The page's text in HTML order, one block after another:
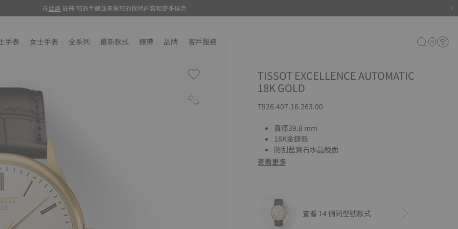
在此處 註冊 您的手錶並查看您的保修内容和更多信息
在此处 注册 您的手表并查看您的保修内容和更多信息
手表 女士手表 全系列 最新款式 錶帶 品牌 客戶服務
TISSOT EXCELLENCE AUTOMATIC
18K GOLD
T926.407.16.263.00
直徑39.8 mm
18K金錶殼
防刮藍寶石水晶鏡面
查看更多
查看 14 個同型號款式